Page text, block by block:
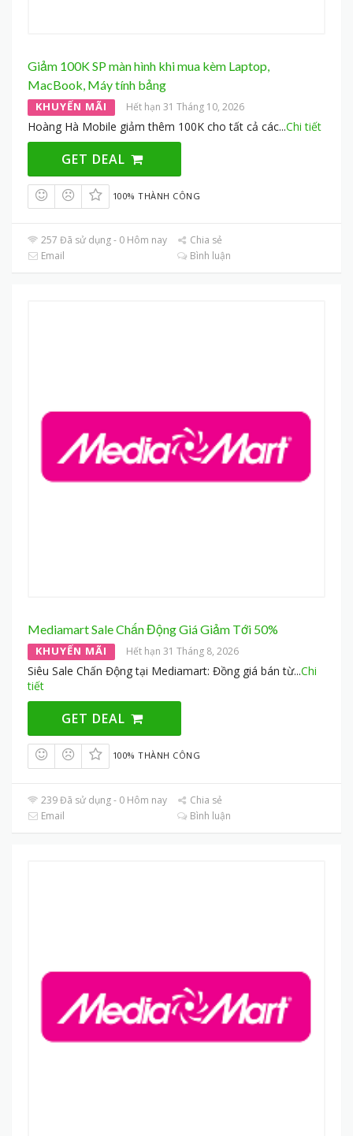
Giảm 100K SP màn hình khi mua kèm Laptop,
MacBook, Máy tính bảng
KHUYẾN MÃI Hết hạn 31 Tháng 10, 2026
Hoàng Hà Mobile giảm thêm 100K cho tất cả các...Chi tiết
GET DEAL
100% THÀNH CÔNG
257 Đã sử dụng - 0 Hôm nay
Chia sẻ
Email
Bình luận
Mediamart Sale Chấn Động Giá Giảm Tới 50%
KHUYẾN MÃI Hết hạn 31 Tháng 8, 2026
Siêu Sale Chấn Động tại Mediamart: Đồng giá bán từ...Chi
tiết
GET DEAL
100% THÀNH CÔNG
239 Đã sử dụng - 0 Hôm nay
Chia sẻ
Email
Bình luận